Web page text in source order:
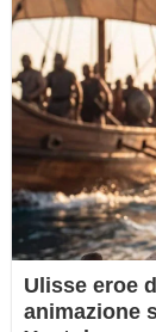
Ulisse eroe
animazione